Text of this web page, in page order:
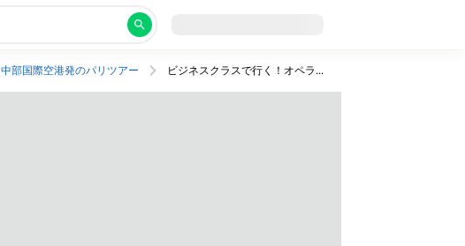
中部国際空港発のパリツアー ビジネスクラスで行く！オペラ座エリアのおまかせ3つ星ホテル泊でおトクなパリ旅